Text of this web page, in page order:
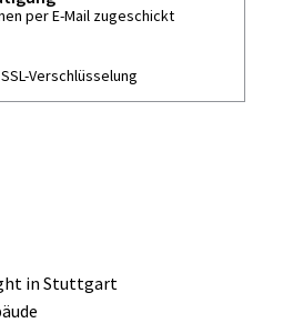
per E-Mail zugeschickt
Verschlüsselung
in Stuttgart